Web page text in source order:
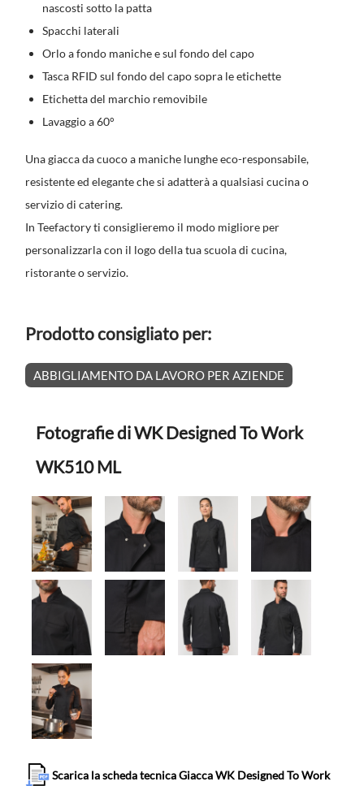
nascosti sotto la patta
Spacchi laterali
Orlo a fondo maniche e sul fondo del capo
Tasca RFID sul fondo del capo sopra le etichette
Etichetta del marchio removibile
Lavaggio a 60°
Una giacca da cuoco a maniche lunghe eco-responsabile,
resistente ed elegante che si adatterà a qualsiasi cucina o
servizio di catering.
In Teefactory ti consiglieremo il modo migliore per
personalizzarla con il logo della tua scuola di cucina,
ristorante o servizio.
Prodotto consigliato per:
ABBIGLIAMENTO DA LAVORO PER AZIENDE
Fotografie di WK Designed To Work
WK510 ML
Scarica la scheda tecnica Giacca WK Designed To Work